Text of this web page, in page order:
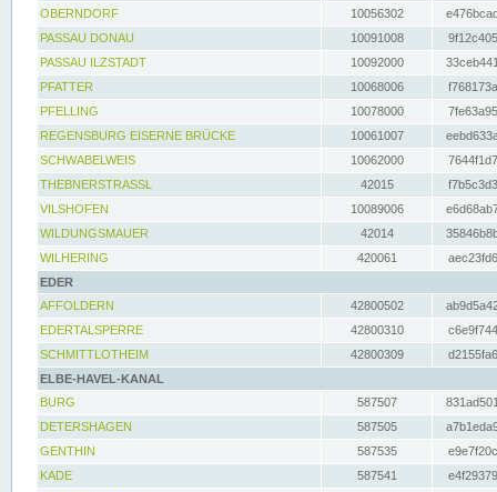
OBERNDORF
10056302
PASSAU DONAU
10091008
PASSAU ILZSTADT
10092000
PFATTER
10068006
PFELLING
10078000
REGENSBURG EISERNE BRÜCKE
10061007
SCHWABELWEIS
10062000
THEBNERSTRASSL
42015
VILSHOFEN
10089006
WILDUNGSMAUER
42014
WILHERING
420061
EDER
AFFOLDERN
42800502
EDERTALSPERRE
42800310
SCHMITTLOTHEIM
42800309
ELBE-HAVEL-KANAL
BURG
587507
DETERSHAGEN
587505
GENTHIN
587535
KADE
587541